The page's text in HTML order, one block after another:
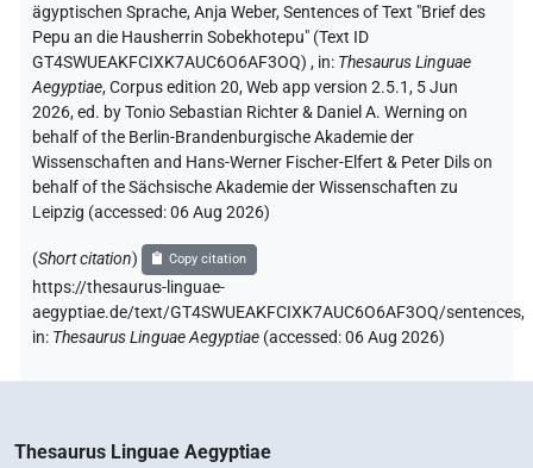
ägyptischen Sprache, Anja Weber,Sentences of Text "Brief des
Pepu an die Hausherrin Sobekhotepu" (Text ID
GT4SWUEAKFCIXK7AUC6O6AF3OQ) , in: Thesaurus Linguae
Aegyptiae,Corpus edition 20, Web app version 2.5.1, 5 Jun
2026, ed. by Tonio Sebastian Richter & Daniel A. Werning on
behalf of the Berlin-Brandenburgische Akademie der
Wissenschaften and Hans-Werner Fischer-Elfert & Peter Dils on
behalf of the Sächsische Akademie der Wissenschaften zu
Leipzig (accessed:06 Aug 2026)
(Short citation) Copy citation
https://thesaurus-linguae-
aegyptiae.de/text/GT4SWUEAKFCIXK7AUC6O6AF3OQ/sentences,
in: Thesaurus Linguae Aegyptiae (accessed:06 Aug 2026)
Thesaurus Linguae Aegyptiae